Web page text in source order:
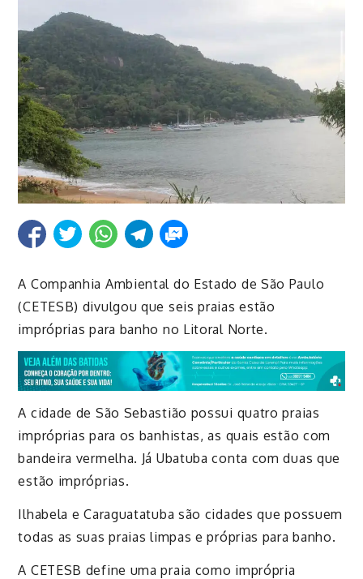
A Companhia Ambiental do Estado de São Paulo
(CETESB) divulgou que seis praias estão
impróprias para banho no Litoral Norte.
A cidade de São Sebastião possui quatro praias
impróprias para os banhistas, as quais estão com
bandeira vermelha. Já Ubatuba conta com duas que
estão impróprias.
Ilhabela e Caraguatatuba são cidades que possuem
todas as suas praias limpas e próprias para banho.
A CETESB define uma praia como imprópria